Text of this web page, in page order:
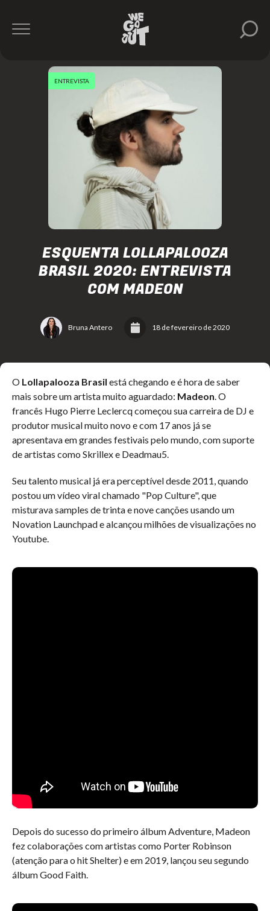
ESQUENTA LOLLAPALOOZA
BRASIL 2020: ENTREVISTA
COM MADEON
Bruna Antero 18 de fevereiro de 2020
ENTREVISTA
O Lollapalooza Brasil está chegando e é hora de saber
mais sobre um artista muito aguardado: Madeon. O
francês Hugo Pierre Leclercq começou sua carreira de DJ e
produtor musical muito novo e com 17 anos já se
apresentava em grandes festivais pelo mundo, com suporte
de artistas como Skrillex e Deadmau5.
Seu talento musical já era perceptível desde 2011, quando
postou um vídeo viral chamado "Pop Culture", que
misturava samples de trinta e nove canções usando um
Novation Launchpad e alcançou milhões de visualizações no
Youtube.
Depois do sucesso do primeiro álbum Adventure, Madeon
fez colaborações com artistas como Porter Robinson
(atenção para o hit Shelter) e em 2019, lançou seu segundo
álbum Good Faith.